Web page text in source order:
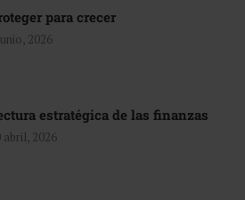
para crecer
2026
estratégica de las finanzas
abril, 2026